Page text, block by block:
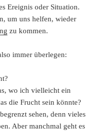
Ereignis oder Situation.
um uns helfen, wieder
zu kommen.
immer überlegen:
wo ich vielleicht ein
die Frucht sein könnte?
sehen, denn vieles
Aber manchmal geht es